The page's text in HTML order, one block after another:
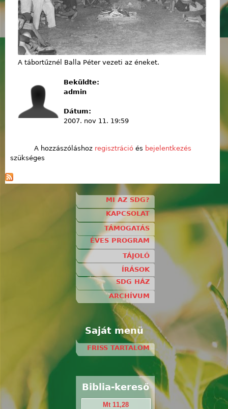
A tábortűznél Balla Péter vezeti az éneket.
Beküldte:
admin
Dátum:
2007. nov 11. 19:59
A hozzászóláshoz regisztrációés bejelentkezés
szükséges
MI AZ SDG?
KAPCSOLAT
TÁMOGATÁS
ÉVES PROGRAM
TÁJOLÓ
ÍRÁSOK
SDG HÁZ
ARCHÍVUM
Saját menü
FRISS TARTALOM
Biblia-kereső